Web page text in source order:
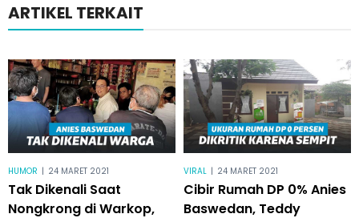
ARTIKEL TERKAIT
HUMOR | 24 MARET 2021
Tak Dikenali Saat
Nongkrong di Warkop,
VIRAL | 24 MARET 2021
Cibir Rumah DP 0% Anies
Baswedan, Teddy